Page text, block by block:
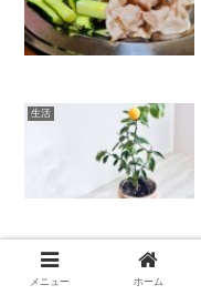
生活
生活
メニュー ホーム